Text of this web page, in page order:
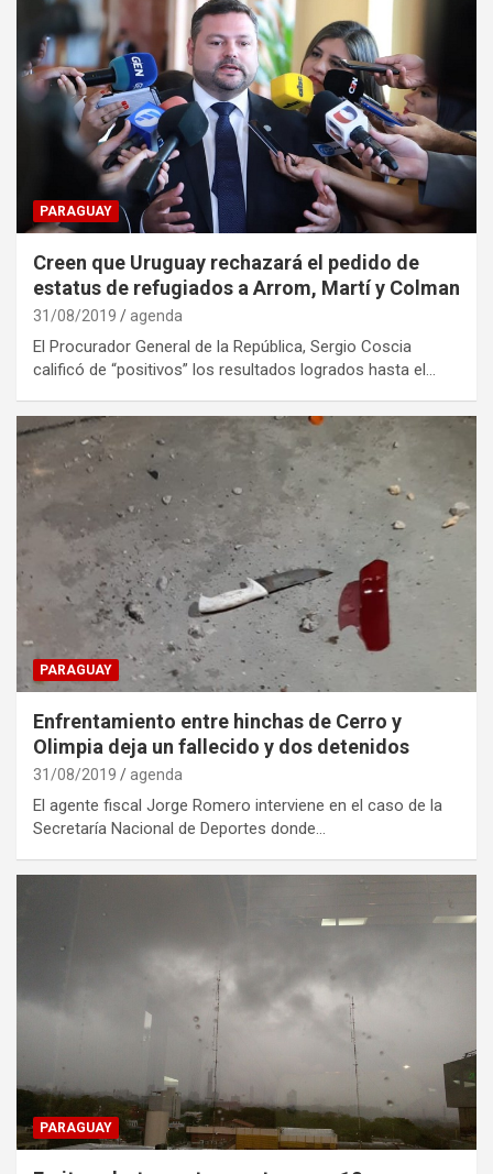
PARAGUAY
Creen que Uruguay rechazará el pedido de
estatus de refugiados a Arrom, Martí y Colman
31/08/2019 agenda
El Procurador General de la República, Sergio Coscia
calificó de “positivos” los resultados logrados hasta el…
PARAGUAY
Enfrentamiento entre hinchas de Cerro y
Olimpia deja un fallecido y dos detenidos
31/08/2019 agenda
El agente fiscal Jorge Romero interviene en el caso de la
Secretaría Nacional de Deportes donde…
PARAGUAY